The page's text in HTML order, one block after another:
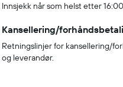
Innsjekk når som helst etter
Kansellering/
Retningslinjer for kansellering/
og leverandør.